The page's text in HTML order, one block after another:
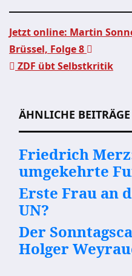
Jetzt online: Martin
Brüssel, Folge 8
ZDF übt Selbstkritik
ÄHNLICHE BEITRÄGE
Friedrich
umgekehrte
Erste Frau an
UN?
Der
Holger